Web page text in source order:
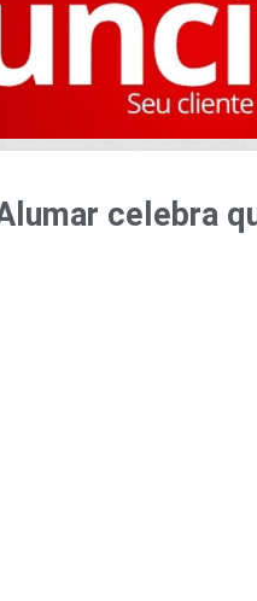
celebra